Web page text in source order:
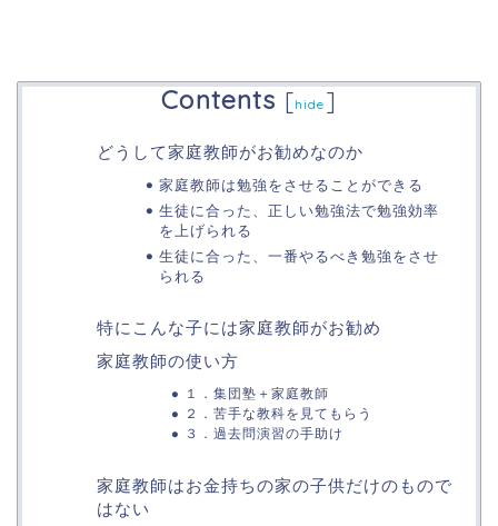
Contents [hide ]
どうして家庭教師がお勧めなのか
家庭教師は勉強をさせることができる
生徒に合った、正しい勉強法で勉強効率
を上げられる
生徒に合った、一番やるべき勉強をさせ
られる
特にこんな子には家庭教師がお勧め
家庭教師の使い方
１．集団塾＋家庭教師
２．苦手な教科を見てもらう
３．過去問演習の手助け
家庭教師はお金持ちの家の子供だけのもので
はない